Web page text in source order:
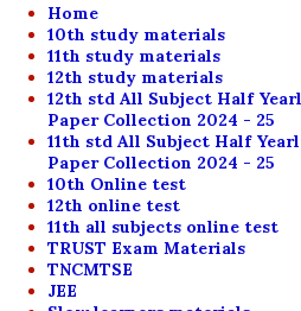
Home
10th study materials
11th study materials
12th study materials
12th std All Subject Half
Paper Collection 2024 - 25
11th std All Subject Half
Paper Collection 2024 - 25
10th Online test
12th online test
11th all subjects online test
TRUST Exam Materials
TNCMTSE
JEE